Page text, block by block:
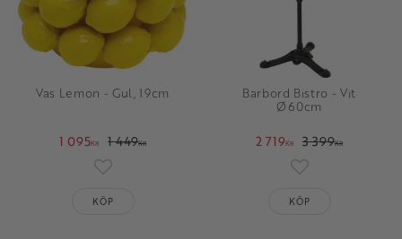
Vas Lemon - Gul, 19cm
1 095KR 1 449KR
Lägg till i favoriter
KÖP
Barbord Bistro - Vit
Ø60cm
2 719KR 3 399KR
Lägg till i
KÖP